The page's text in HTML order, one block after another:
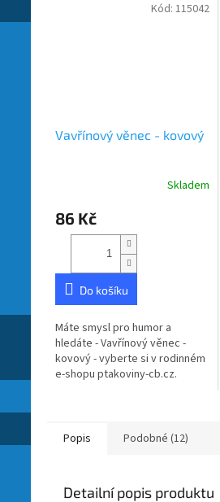
Vavřínový věnec - kovový
produktu
hvězdiček.
Skladem
86 Kč
Do košíku
Máte smysl pro humor a
hledáte - Vavřínový věnec -
kovový - vyberte si v rodinném
e-shopu ptakoviny-cb.cz.
Kód: 115042
Popis Podobné (12)
Detailní popis produktu